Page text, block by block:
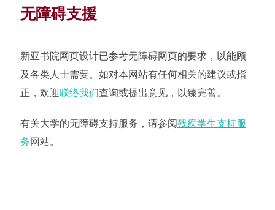
无障碍支援
新亚书院网页设计已参考无障碍网页的要求，以能顾
及各类人士需要。如对本网站有任何相关的建议或指
正，欢迎联络我们查询或提出意见，以臻完善。
有关大学的无障碍支持服务，请参阅残疾学生支持服
务网站。